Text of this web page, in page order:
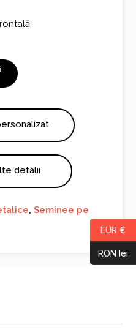
detalii
,Seminee pe
EUR €
RON lei